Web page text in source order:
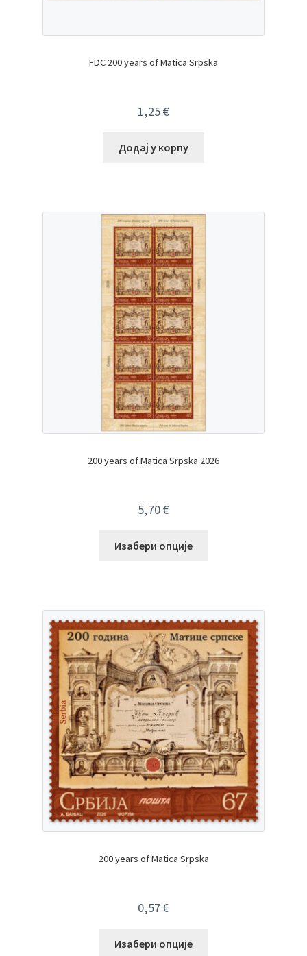
FDC 200 years of Matica Srpska
1,25€
Додај у корпу
200 years of Matica Srpska 2026
5,70€
Изабери опције
200 years of Matica Srpska
0,57€
Изабери опције